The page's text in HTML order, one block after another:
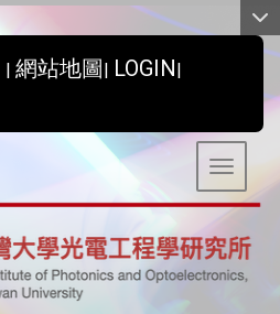
| 網站地圖| LOGIN|
Toggle